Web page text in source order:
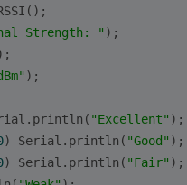
();
Strength: " );
);
. println ( "Excellent" );
) Serial . println ( "Good" );
) Serial . println ( "Fair" );